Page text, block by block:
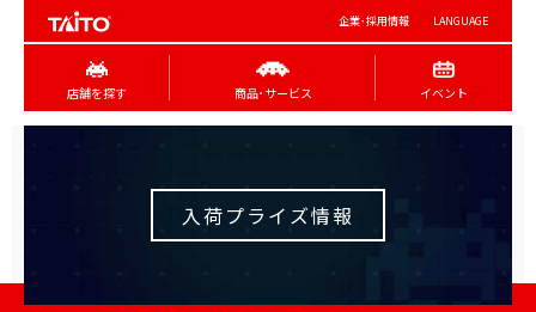
企業･採用情報 LANGUAGE
店舗を探す 商品･サービス イベント
入荷プライズ情報